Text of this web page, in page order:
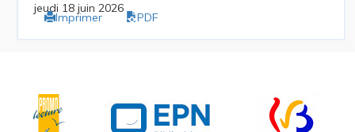
jeudi 18 juin 2026
Imprimer PDF